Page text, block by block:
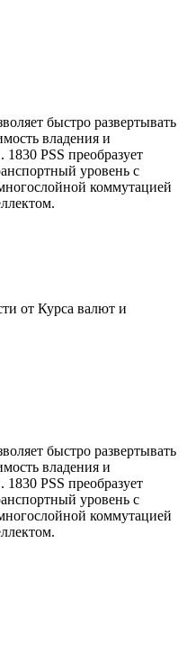
быстро развертывать
владения и
PSS преобразует
уровень с
коммутацией
от Курса валют и
быстро развертывать
владения и
PSS преобразует
уровень с
коммутацией